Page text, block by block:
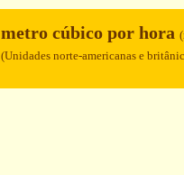
metro cúbico por hora
(Unidades norte-americanas e